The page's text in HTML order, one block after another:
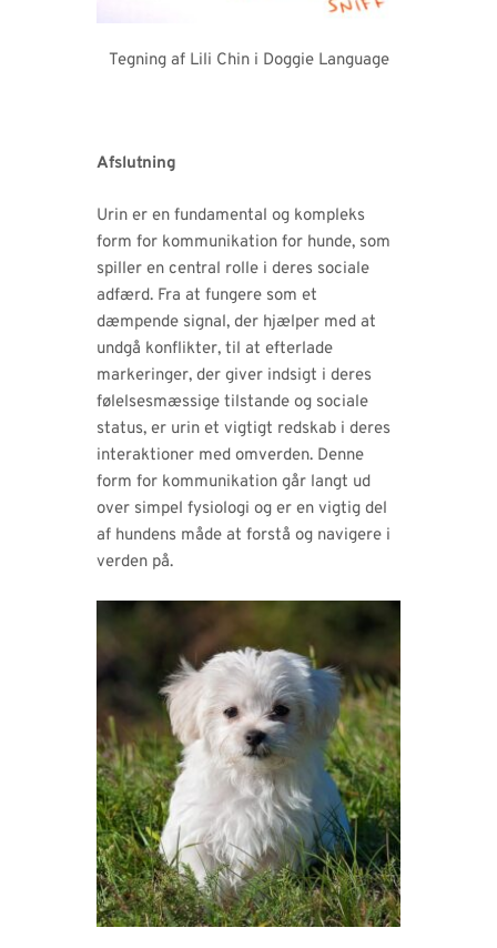
Tegning af Lili Chin i Doggie Language
Afslutning
Urin er en fundamental og kompleks
form for kommunikation for hunde, som
spiller en central rolle i deres sociale
adfærd. Fra at fungere som et
dæmpende signal, der hjælper med at
undgå konflikter, til at efterlade
markeringer, der giver indsigt i deres
følelsesmæssige tilstande og sociale
status, er urin et vigtigt redskab i deres
interaktioner med omverden. Denne
form for kommunikation går langt ud
over simpel fysiologi og er en vigtig del
af hundens måde at forstå og navigere i
verden på.